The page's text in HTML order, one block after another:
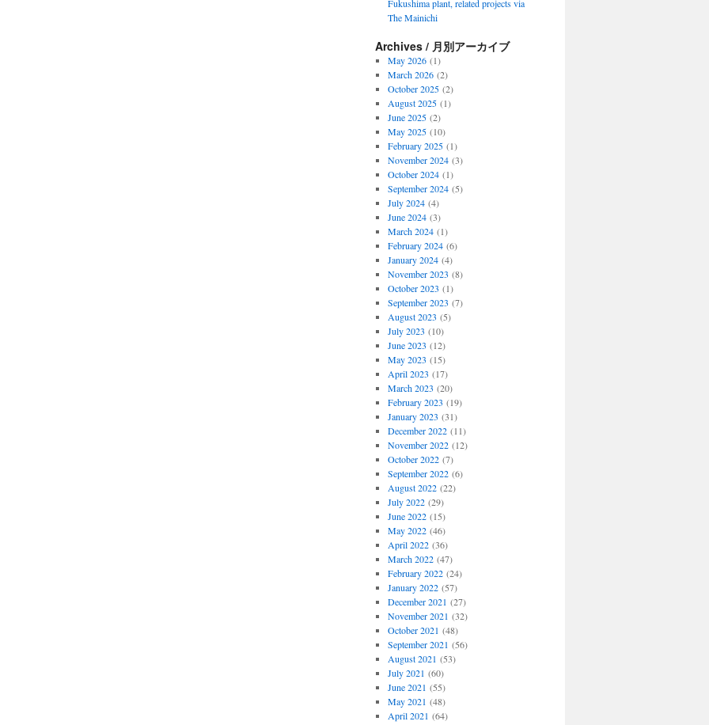
Fukushima plant, related projects via
The Mainichi
Archives / 月別アーカイブ
May 2026(1)
March 2026(2)
October 2025(2)
August 2025(1)
June 2025(2)
May 2025(10)
February 2025(1)
November 2024(3)
October 2024(1)
September 2024(5)
July 2024(4)
June 2024(3)
March 2024(1)
February 2024(6)
January 2024(4)
November 2023 (8)
October 2023 (1)
September 2023 (7)
August 2023 (5)
July 2023 (10)
June 2023 (12)
May 2023 (15)
April 2023 (17)
March 2023 (20)
February 2023 (19)
January 2023 (31)
December 2022(11)
November 2022(12)
October 2022(7)
September 2022(6)
August 2022(22)
July 2022(29)
June 2022(15)
May 2022(46)
April 2022(36)
March 2022(47)
February 2022(24)
January 2022(57)
December 2021 (27)
November 2021 (32)
October 2021 (48)
September 2021 (56)
August 2021 (53)
July 2021 (60)
June 2021 (55)
May 2021 (48)
April 2021 (64)